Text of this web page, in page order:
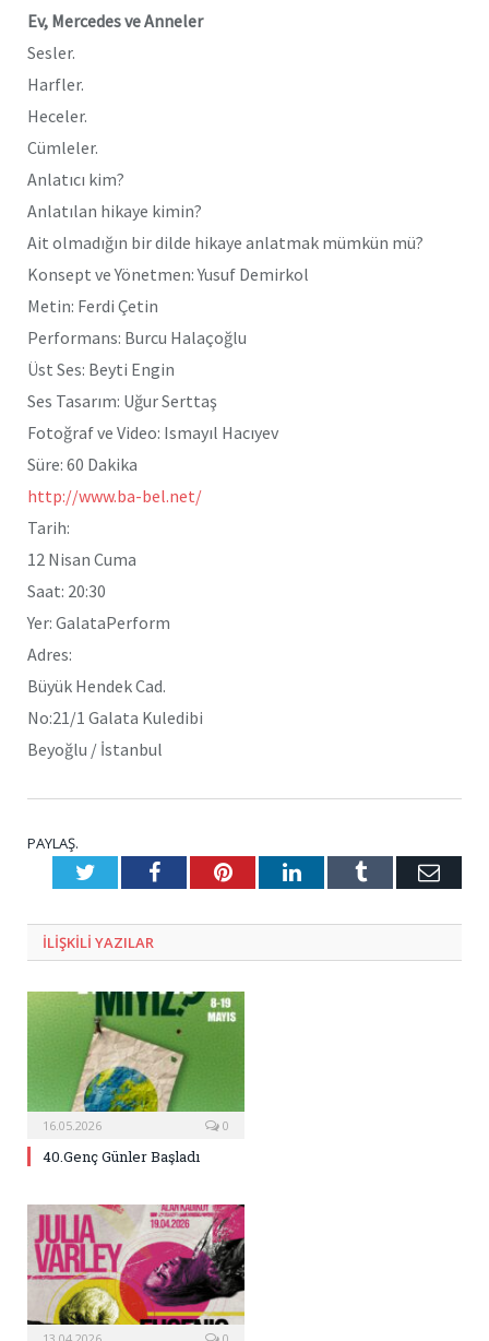
Ev, Mercedes ve Anneler
Sesler.
Harfler.
Heceler.
Cümleler.
Anlatıcı kim?
Anlatılan hikaye kimin?
Ait olmadığın bir dilde hikaye anlatmak mümkün mü?
Konsept ve Yönetmen: Yusuf Demirkol
Metin: Ferdi Çetin
Performans: Burcu Halaçoğlu
Üst Ses: Beyti Engin
Ses Tasarım: Uğur Serttaş
Fotoğraf ve Video: Ismayıl Hacıyev
Süre: 60 Dakika
http://www.ba-bel.net/
Tarih:
12 Nisan Cuma
Saat: 20:30
Yer: GalataPerform
Adres:
Büyük Hendek Cad.
No:21/1 Galata Kuledibi
Beyoğlu / İstanbul
PAYLAŞ.
TwitterFacebookPinterestLinkedInTumblr E-
ILIŞKILI YAZILAR
16.05.2026 0
40.Genç Günler Başladı